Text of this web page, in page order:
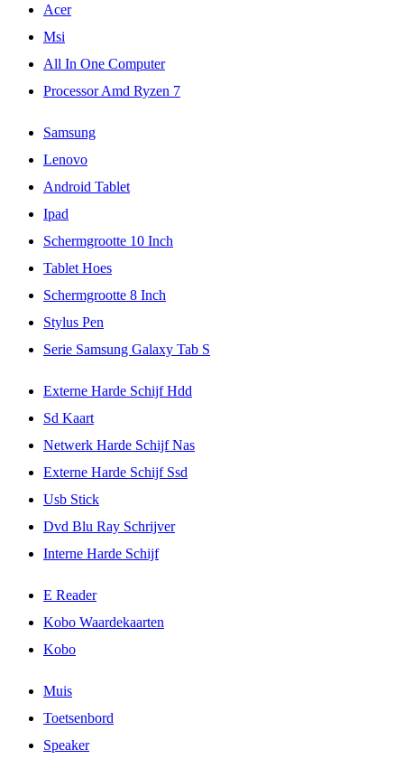
Acer
Msi
All In One Computer
Processor Amd Ryzen 7
Samsung
Lenovo
Android Tablet
Ipad
Schermgrootte 10 Inch
Tablet Hoes
Schermgrootte 8 Inch
Stylus Pen
Serie Samsung Galaxy Tab S
Externe Harde Schijf Hdd
Sd Kaart
Netwerk Harde Schijf Nas
Externe Harde Schijf Ssd
Usb Stick
Dvd Blu Ray Schrijver
Interne Harde Schijf
E Reader
Kobo Waardekaarten
Kobo
Muis
Toetsenbord
Speaker